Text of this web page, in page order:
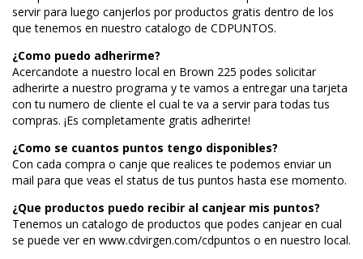
servir para luego canjerlos por productos gratis dentro de los
que tenemos en nuestro catalogo de CDPUNTOS.
¿Como puedo adherirme?
Acercandote a nuestro local en Brown 225 podes solicitar
adherirte a nuestro programa y te vamos a entregar una tarjeta
con tu numero de cliente el cual te va a servir para todas tus
compras. ¡Es completamente gratis adherirte!
¿Como se cuantos puntos tengo disponibles?
Con cada compra o canje que realices te podemos enviar un
mail para que veas el status de tus puntos hasta ese momento.
¿Que productos puedo recibir al canjear mis puntos?
Tenemos un catalogo de productos que podes canjear en cual
se puede ver en www.cdvirgen.com/cdpuntos o en nuestro local.